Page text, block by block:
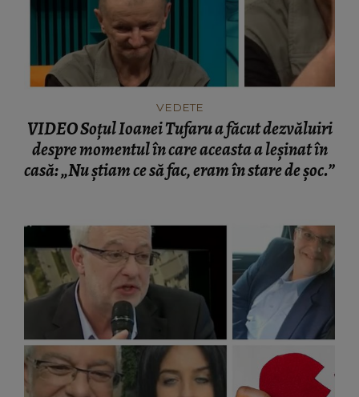
VEDETE
VIDEO Soțul Ioanei Tufaru a făcut dezvăluiri
despre momentul în care aceasta a leșinat în
casă: „Nu știam ce să fac, eram în stare de șoc.”